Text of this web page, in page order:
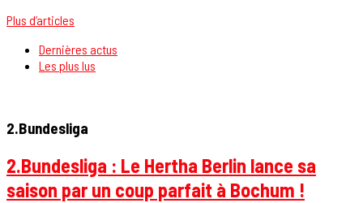
Plus d’articles
Dernières actus
Les plus lus
2.Bundesliga
2.Bundesliga : Le Hertha Berlin lance sa
saison par un coup parfait à Bochum !